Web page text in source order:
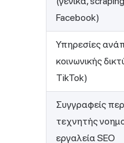
Facebook)
Υπηρεσίες
κοινωνικής
TikTok)
Συγγραφείς
τεχνητής
εργαλεία SEO